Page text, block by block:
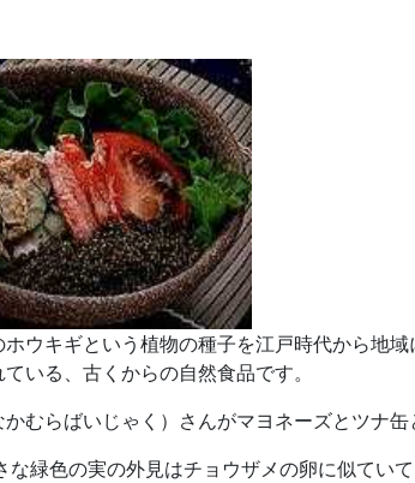
ウキギという植物の種子を江戸時代から地
いる、古くからの自然食品です。
むらばいじゃく）さんがマヨネーズとツナ
な緑色の実の外見はチョウザメの卵に似てい